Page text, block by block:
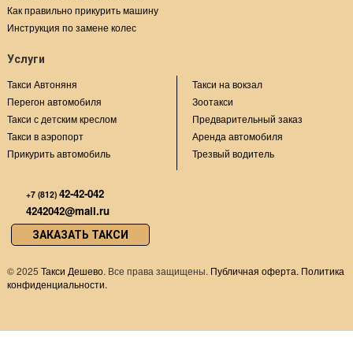
Как правильно прикурить машину
Инструкция по замене колес
Услуги
Такси Автоняня
Перегон автомобиля
Такси с детским креслом
Такси в аэропорт
Прикурить автомобиль
Такси на вокзал
Зоотакси
Предварительный заказ
Аренда автомобиля
Трезвый водитель
+7 (812) 42-42-042
4242042@mail.ru
ЗАКАЗАТЬ ТАКСИ
©2025 Такси Дешево. Все права защищены. Публичная оферта. Политика
конфиденциальности.